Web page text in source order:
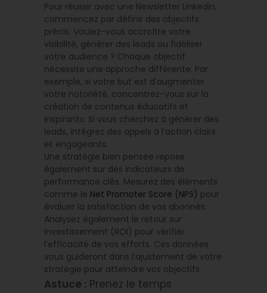
Pour réussir avec une Newsletter LinkedIn,
commencez par définir des objectifs
précis. Voulez-vous accroître votre
visibilité, générer des leads ou fidéliser
votre audience ? Chaque objectif
nécessite une approche différente. Par
exemple, si votre but est d’augmenter
votre notoriété, concentrez-vous sur la
création de contenus éducatifs et
inspirants. Si vous cherchez à générer des
leads, intégrez des appels à l’action clairs
et engageants.
Une stratégie bien pensée repose
également sur des indicateurs de
performance clés. Mesurez des éléments
comme le Net Promoter Score (NPS) pour
évaluer la satisfaction de vos abonnés.
Analysez également le retour sur
investissement (ROI) pour vérifier
l’efficacité de vos efforts. Ces données
vous guideront dans l’ajustement de votre
stratégie pour atteindre vos objectifs.
Astuce : Prenez le temps